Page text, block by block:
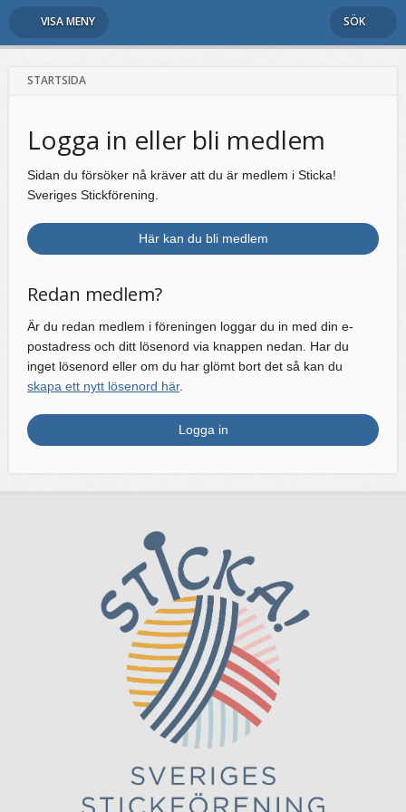
VISA MENY SÖK
STARTSIDA
Logga in eller bli medlem
Sidan du försöker nå kräver att du är medlem i Sticka!
Sveriges Stickförening.
Här kan du bli medlem
Redan medlem?
Är du redan medlem i föreningen loggar du in med din e-
postadress och ditt lösenord via knappen nedan. Har du
inget lösenord eller om du har glömt bort det så kan du
skapa ett nytt lösenord här.
Logga in